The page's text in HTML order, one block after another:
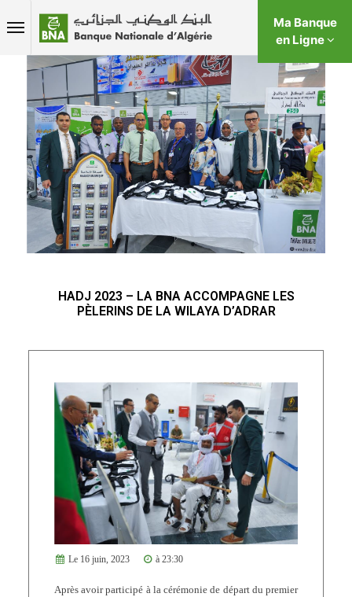
Ma Banque
en Ligne
HADJ 2023 – LA BNA ACCOMPAGNE LES
PÈLERINS DE LA WILAYA D’ADRAR
Le 16 juin, 2023 à 23:30
Après avoir participé à la cérémonie de départ du premier